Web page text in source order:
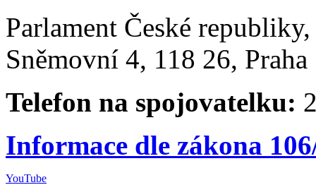
Parlament České
Sněmovní 4, 118 26,
Telefon na spojovatelku:
Informace dle zákona
YouTube